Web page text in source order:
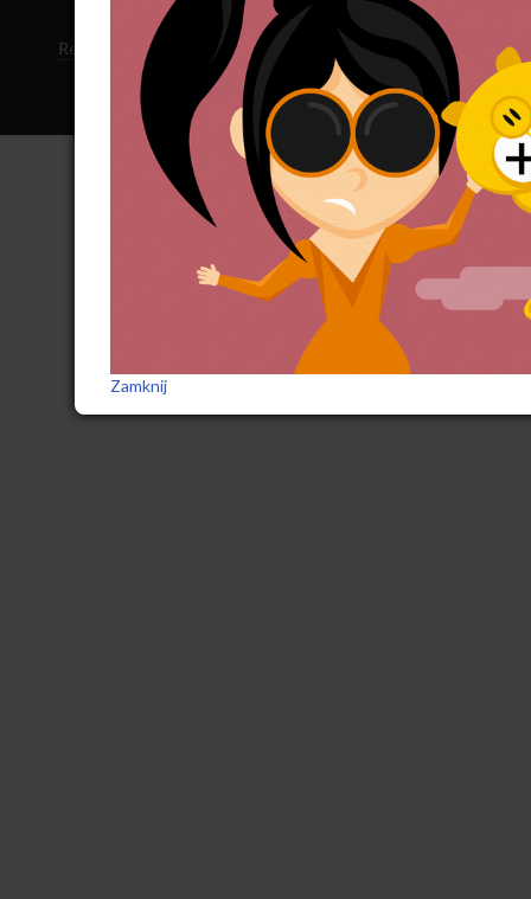
Regulamin sklepu Polityka ciasteczek ·Subskrypcja RSS
Zamknij